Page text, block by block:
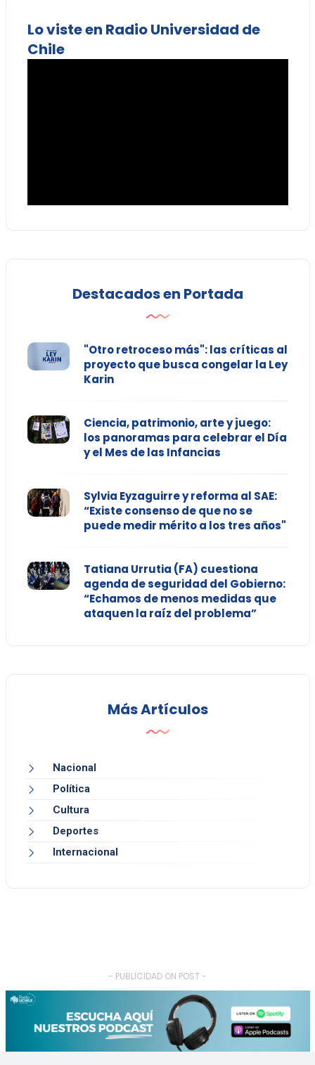
Lo viste en Radio Universidad de
Chile
Destacados en Portada
"Otro retroceso más": las críticas al
proyecto que busca congelar la Ley
Karin
Ciencia, patrimonio, arte y juego:
los panoramas para celebrar el Día
y el Mes de las Infancias
Sylvia Eyzaguirre y reforma al SAE:
“Existe consenso de que no se
puede medir mérito a los tres años"
Tatiana Urrutia (FA) cuestiona
agenda de seguridad del Gobierno:
“Echamos de menos medidas que
ataquen la raíz del problema”
Más Artículos
Nacional
Política
Cultura
Deportes
Internacional
- PUBLICIDAD ON POST -